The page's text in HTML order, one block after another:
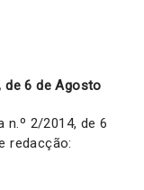
de 6 de Agosto
n.º 2/2014, de 6
redacção: